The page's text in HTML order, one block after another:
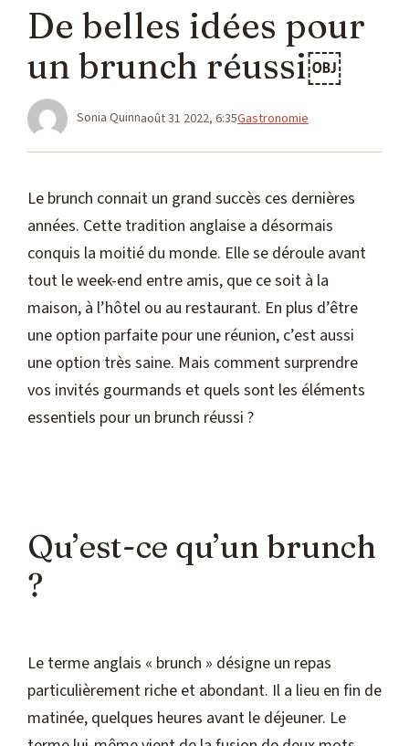
De belles idées pour
un brunch réussi￼
Sonia Quinnaoût 31 2022, 6:35Catégories
Gastronomie
Le brunch connait un grand succès ces dernières
années. Cette tradition anglaise a désormais
conquis la moitié du monde. Elle se déroule avant
tout le week-end entre amis, que ce soit à la
maison, à l’hôtel ou au restaurant. En plus d’être
une option parfaite pour une réunion, c’est aussi
une option très saine. Mais comment surprendre
vos invités gourmands et quels sont les éléments
essentiels pour un brunch réussi ?
Qu’est-ce qu’un brunch
?
Le terme anglais « brunch » désigne un repas
particulièrement riche et abondant. Il a lieu en fin de
matinée, quelques heures avant le déjeuner. Le